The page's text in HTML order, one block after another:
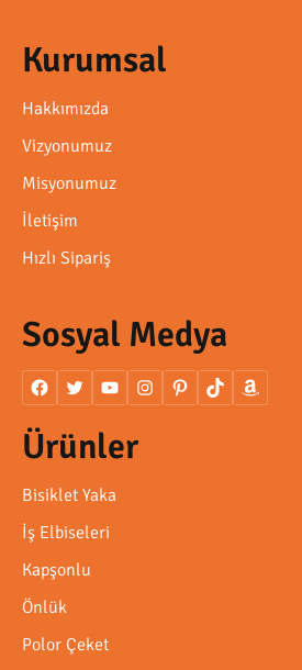
Kurumsal
Hakkımızda
Vizyonumuz
Misyonumuz
İletişim
Hızlı Sipariş
Sosyal Medya
Ürünler
Bisiklet Yaka
İş Elbiseleri
Kapşonlu
Önlük
Polor Çeket